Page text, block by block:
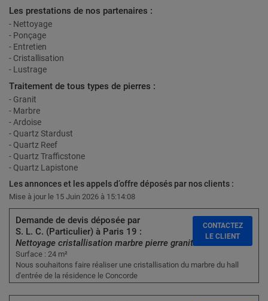
Les prestations de nos partenaires :
- Nettoyage
- Ponçage
- Entretien
- Cristallisation
- Lustrage
Traitement de tous types de pierres :
- Granit
- Marbre
- Ardoise
- Quartz Stardust
- Quartz Reef
- Quartz Trafficstone
- Quartz Lapistone
Les annonces et les appels d’offre déposés par nos clients :
Mise à jour le 15 Juin 2026 à 15:14:08
Demande de devis déposée par
S. L. C. (Particulier) à Paris 19 :
Nettoyage cristallisation marbre pierre granit
Surface : 24 m²
Nous souhaitons faire réaliser une cristallisation du marbre du hall
d'entrée de la résidence le Concorde
CONTACTEZ
LE CLIENT